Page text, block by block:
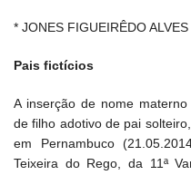
* JONES FIGUEIRÊDO ALVES
Pais fictícios
A inserção de nome
de filho adotivo de pai
em Pernambuco
Teixeira do Rego, da 11ª